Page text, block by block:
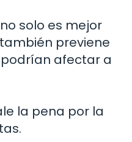
solo es mejor
previene
afectar a
la pena por la